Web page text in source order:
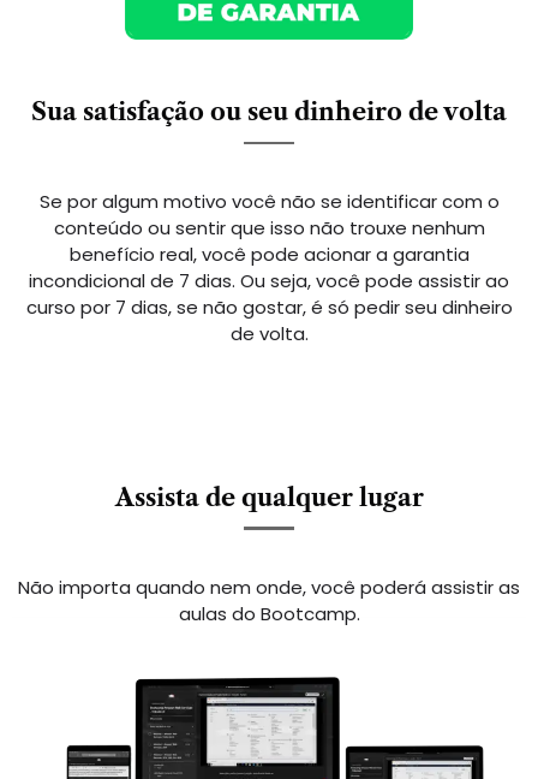
Sua satisfação ou seu dinheiro de volta
Se por algum motivo você não se identificar com o
conteúdo ou sentir que isso não trouxe nenhum
benefício real, você pode acionar a garantia
incondicional de 7 dias. Ou seja, você pode assistir ao
curso por 7 dias, se não gostar, é só pedir seu dinheiro
de volta.
Assista de qualquer lugar
Não importa quando nem onde, você poderá assistir as
aulas do Bootcamp.